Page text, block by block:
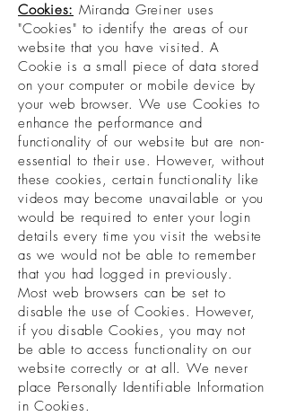
Cookies: Miranda Greiner uses
"Cookies" to identify the areas of our
website that you have visited. A
Cookie is a small piece of data stored
on your computer or mobile device by
your web browser. We use Cookies to
enhance the performance and
functionality of our website but are non-
essential to their use. However, without
these cookies, certain functionality like
videos may become unavailable or you
would be required to enter your login
details every time you visit the website
as we would not be able to remember
that you had logged in previously.
Most web browsers can be set to
disable the use of Cookies. However,
if you disable Cookies, you may not
be able to access functionality on our
website correctly or at all. We never
place Personally Identifiable Information
in Cookies.